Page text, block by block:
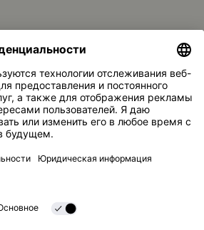
торговая марка Kikkoman